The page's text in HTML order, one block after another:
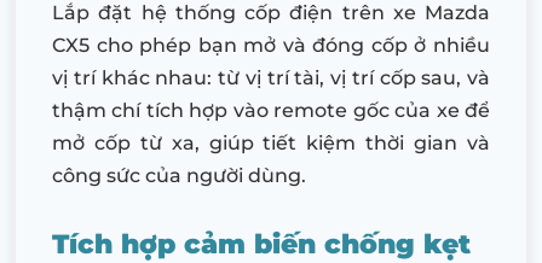
Lắp đặt hệ thống cốp điện trên xe Mazda
CX5 cho phép bạn mở và đóng cốp ở nhiều
vị trí khác nhau: từ vị trí tài, vị trí cốp sau, và
thậm chí tích hợp vào remote gốc của xe để
mở cốp từ xa, giúp tiết kiệm thời gian và
công sức của người dùng.
Tích hợp cảm biến chống kẹt